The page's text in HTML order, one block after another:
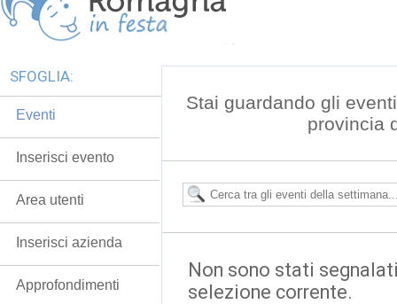
Stai guardando gli
provincia
Non sono stati
selezione corrente.
SFOGLIA:
Eventi
Inserisci evento
Area utenti
Inserisci azienda
Approfondimenti